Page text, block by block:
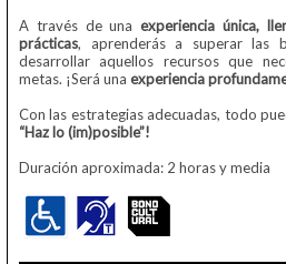
A través de una experiencia única,
prácticas, aprenderás a superar las
desarrollar aquellos recursos que
metas. ¡Será una experiencia
Con las estrategias adecuadas, todo
“Haz lo (im)posible”!
Duración aproximada: 2 horas y media